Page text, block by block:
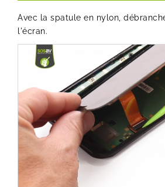
Avec la spatule en nylon,
l'écran.